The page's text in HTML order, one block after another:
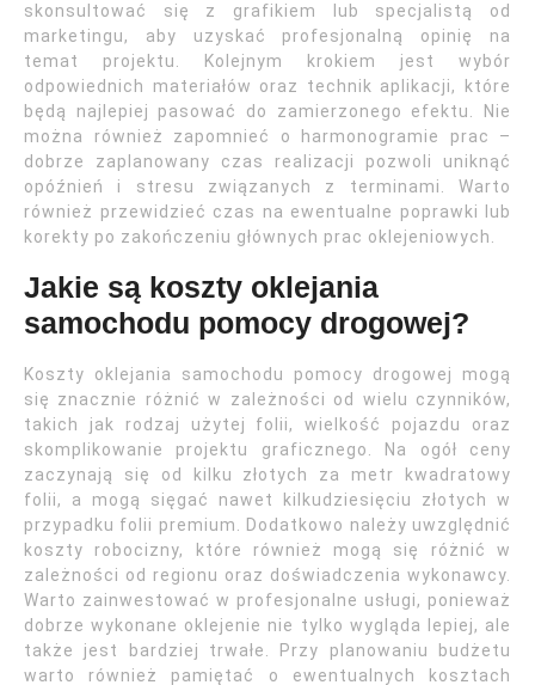
skonsultować się z grafikiem lub specjalistą od
marketingu, aby uzyskać profesjonalną opinię na
temat projektu. Kolejnym krokiem jest wybór
odpowiednich materiałów oraz technik aplikacji, które
będą najlepiej pasować do zamierzonego efektu. Nie
można również zapomnieć o harmonogramie prac –
dobrze zaplanowany czas realizacji pozwoli uniknąć
opóźnień i stresu związanych z terminami. Warto
również przewidzieć czas na ewentualne poprawki lub
korekty po zakończeniu głównych prac oklejeniowych.
Jakie są koszty oklejania
samochodu pomocy drogowej?
Koszty oklejania samochodu pomocy drogowej mogą
się znacznie różnić w zależności od wielu czynników,
takich jak rodzaj użytej folii, wielkość pojazdu oraz
skomplikowanie projektu graficznego. Na ogół ceny
zaczynają się od kilku złotych za metr kwadratowy
folii, a mogą sięgać nawet kilkudziesięciu złotych w
przypadku folii premium. Dodatkowo należy uwzględnić
koszty robocizny, które również mogą się różnić w
zależności od regionu oraz doświadczenia wykonawcy.
Warto zainwestować w profesjonalne usługi, ponieważ
dobrze wykonane oklejenie nie tylko wygląda lepiej, ale
także jest bardziej trwałe. Przy planowaniu budżetu
warto również pamiętać o ewentualnych kosztach